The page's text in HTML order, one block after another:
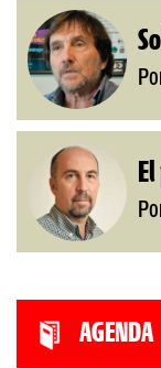
AGENDA